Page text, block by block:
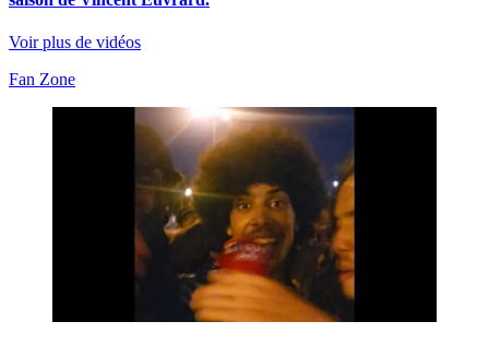
Voir plus de vidéos
Fan Zone